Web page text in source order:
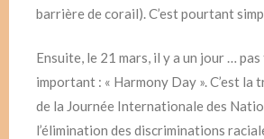
barrière de corail). C’est pourtant
Ensuite, le 21 mars, il y a un jour …
important : « Harmony Day ». C’est la
de la Journée Internationale des
l’élimination des discriminations